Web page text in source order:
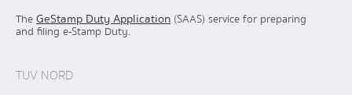
TheGeStamp Duty Application (SAAS) service for preparing
and filing e-Stamp Duty.
TUV NORD​